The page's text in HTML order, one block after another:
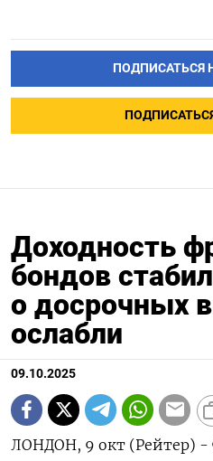
ПОДПИСАТЬСЯ
ПОДПИСАТЬСЯ
Доходность
бондов
о досрочных
ослабли
09.10.2025
ЛОНДОН, 9 окт (Рейтер) -